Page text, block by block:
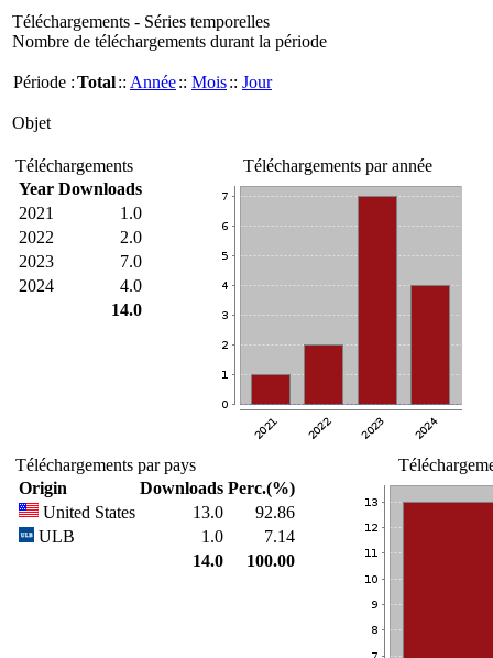
Téléchargements - Séries temporelles
Nombre de téléchargements durant la période
Période :Total:: Année:: Mois:: Jour
Objet
Téléchargements
Year Downloads
2021
1.0
2022
2.0
2023
7.0
2024
4.0
14.0
Téléchargements par année
Téléchargements par pays
Origin
Downloads Perc.(%)
United States
13.0
92.86
ULB
1.0
7.14
14.0
100.00